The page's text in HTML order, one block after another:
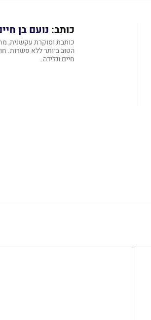
כותב: נועם בן
כותבת וסוקרת עקשנית,
הטוב ביותר ללא פשרות.
חיים וגלידה.